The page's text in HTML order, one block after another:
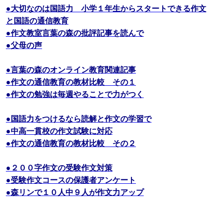
●大切なのは国語力 小学１年生からスタートできる作文
と国語の通信教育
●作文教室言葉の森の批評記事を読んで
●父母の声
●言葉の森のオンライン教育関連記事
●作文の通信教育の教材比較 その１
●作文の勉強は毎週やることで力がつく
●国語力をつけるなら読解と作文の学習で
●中高一貫校の作文試験に対応
●作文の通信教育の教材比較 その２
●２００字作文の受験作文対策
●受験作文コースの保護者アンケート
●森リンで１０人中９人が作文力アップ